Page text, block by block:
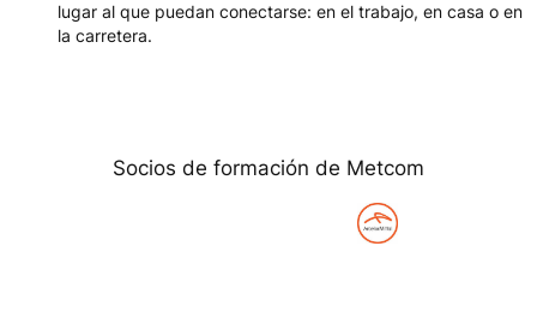
lugar al que puedan conectarse: en el trabajo, en casa o en
la carretera.
Socios de formación de Metcom